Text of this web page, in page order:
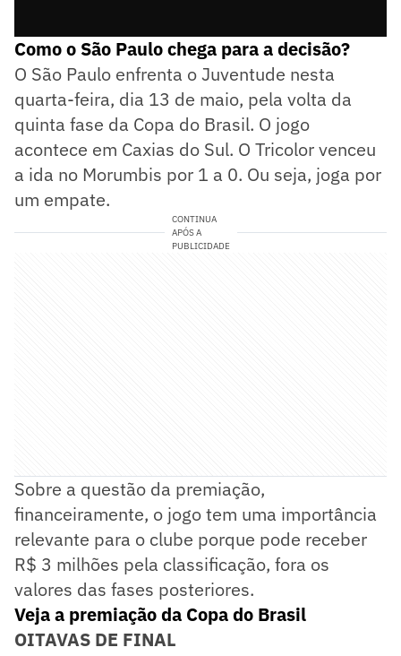
Como o São Paulo chega para a decisão?
O São Paulo enfrenta o Juventude nesta
quarta-feira, dia 13 de maio, pela volta da
quinta fase da Copa do Brasil. O jogo
acontece em Caxias do Sul. O Tricolor venceu
a ida no Morumbis por 1 a 0. Ou seja, joga por
um empate.
CONTINUA
APÓS A
PUBLICIDADE
Sobre a questão da premiação,
financeiramente, o jogo tem uma importância
relevante para o clube porque pode receber
R$ 3 milhões pela classificação, fora os
valores das fases posteriores.
Veja a premiação da Copa do Brasil
OITAVAS DE FINAL